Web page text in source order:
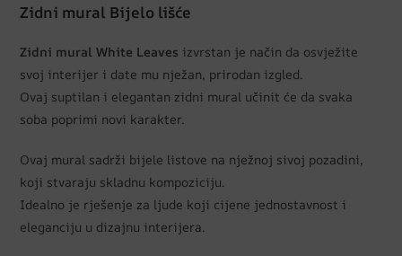
Zidni mural Bijelo lišće
Zidni mural White Leaves izvrstan je način da osvježite
svoj interijer i date mu nježan, prirodan izgled.
Ovaj suptilan i elegantan zidni mural učinit će da svaka
soba poprimi novi karakter.
Ovaj mural sadrži bijele listove na nježnoj sivoj pozadini,
koji stvaraju skladnu kompoziciju.
Idealno je rješenje za ljude koji cijene jednostavnost i
eleganciju u dizajnu interijera.